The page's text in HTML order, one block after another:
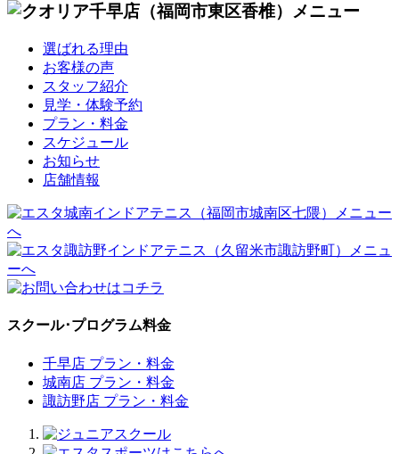
選ばれる理由
お客様の声
スタッフ紹介
見学・体験予約
プラン・料金
スケジュール
お知らせ
店舗情報
スクール･プログラム料金
千早店 プラン・料金
城南店 プラン・料金
諏訪野店 プラン・料金